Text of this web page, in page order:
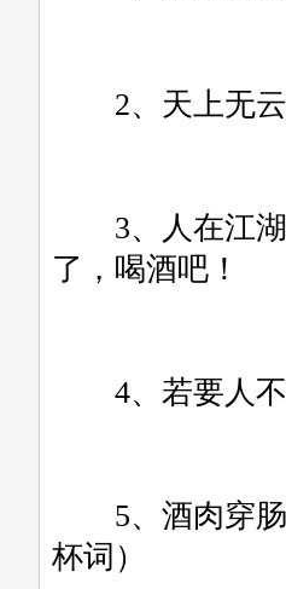
2、天上无云
3、人在江湖
了，喝酒吧！
4、若要人不
5、酒肉穿肠
杯词）